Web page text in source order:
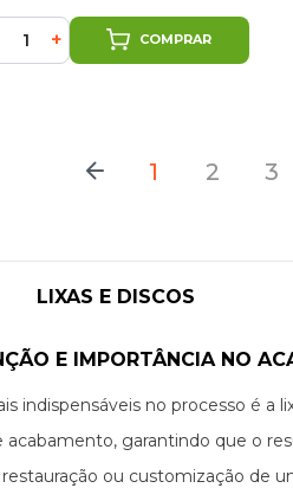
+ COMPRAR
1 2 3
LIXAS E DISCOS
E IMPORTÂNCIA NO
no processo é a
garantindo que o
ou customização de